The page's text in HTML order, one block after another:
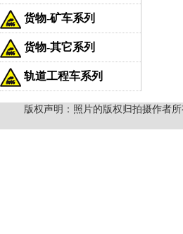
货物-矿车系列
货物-其它系列
轨道工程车系列
版权声明：照片的版权归拍摄作者